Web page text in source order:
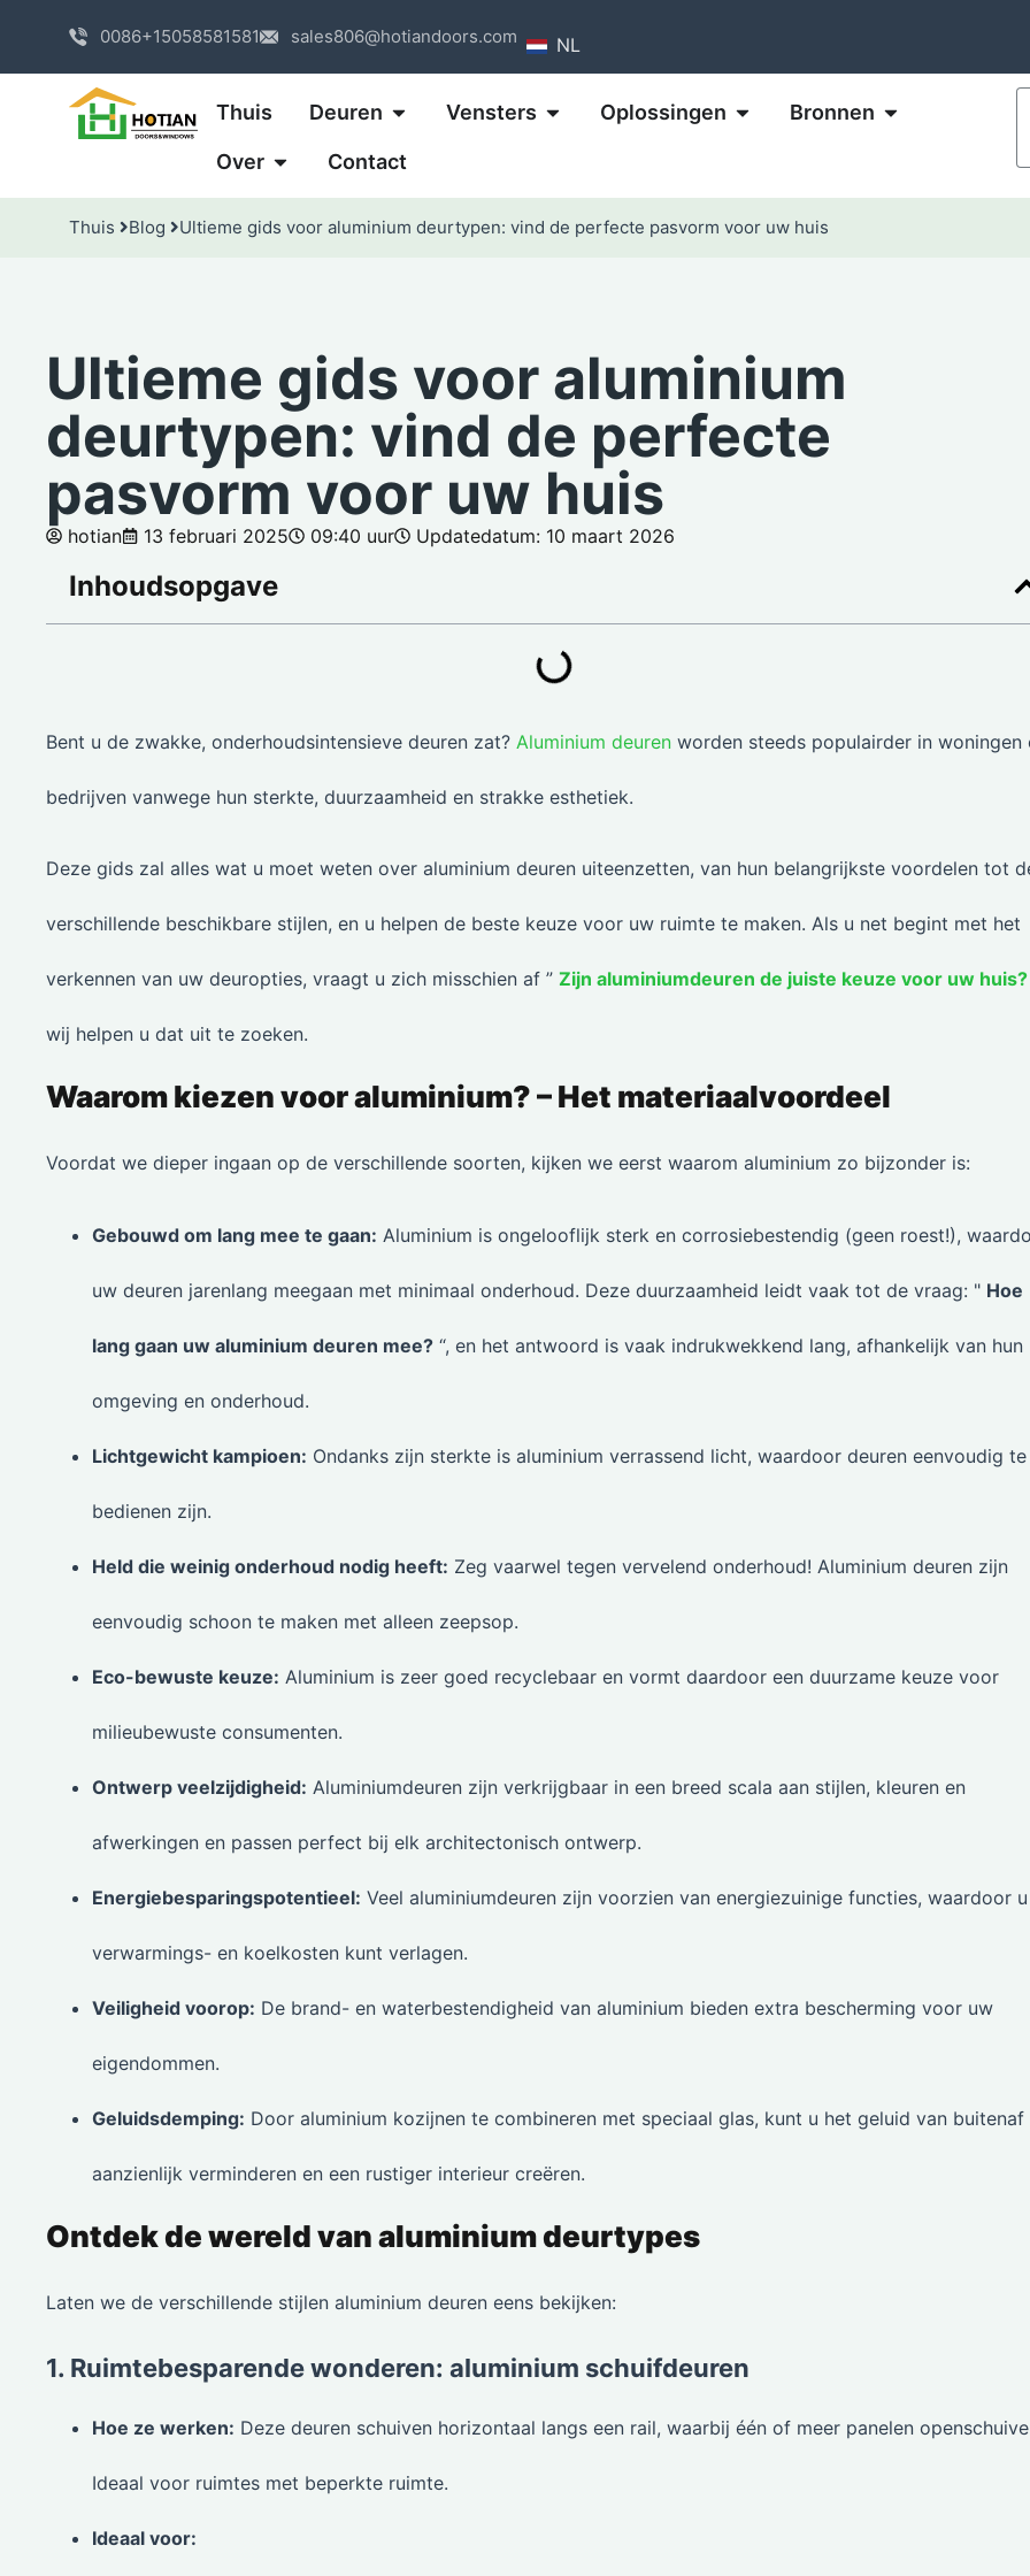
0086+15058581581 sales806@hotiandoors.com NL
Thuis Deuren Vensters Oplossingen Bronnen
Over Contact
Thuis Blog Ultieme gids voor aluminium deurtypen: vind de perfecte pasvorm voor uw huis
Ultieme gids voor aluminium
deurtypen: vind de perfecte
pasvorm voor uw huis
hotian 13 februari 2025 09:40 uur Updatedatum: 10 maart 2026
Inhoudsopgave
Bent u de zwakke, onderhoudsintensieve deuren zat? Aluminium deuren worden steeds populairder in woningen
bedrijven vanwege hun sterkte, duurzaamheid en strakke esthetiek.
Deze gids zal alles wat u moet weten over aluminium deuren uiteenzetten, van hun belangrijkste voordelen tot
verschillende beschikbare stijlen, en u helpen de beste keuze voor uw ruimte te maken. Als u net begint met het
verkennen van uw deuropties, vraagt u zich misschien af ” Zijn aluminiumdeuren de juiste keuze voor uw huis?
wij helpen u dat uit te zoeken.
Waarom kiezen voor aluminium? – Het materiaalvoordeel
Voordat we dieper ingaan op de verschillende soorten, kijken we eerst waarom aluminium zo bijzonder is:
Gebouwd om lang mee te gaan: Aluminium is ongelooflijk sterk en corrosiebestendig (geen roest!),
uw deuren jarenlang meegaan met minimaal onderhoud. Deze duurzaamheid leidt vaak tot de vraag: " Hoe
lang gaan uw aluminium deuren mee? “, en het antwoord is vaak indrukwekkend lang, afhankelijk van hun
omgeving en onderhoud.
Lichtgewicht kampioen: Ondanks zijn sterkte is aluminium verrassend licht, waardoor deuren eenvoudig te
bedienen zijn.
Held die weinig onderhoud nodig heeft: Zeg vaarwel tegen vervelend onderhoud! Aluminium deuren zijn
eenvoudig schoon te maken met alleen zeepsop.
Eco-bewuste keuze: Aluminium is zeer goed recyclebaar en vormt daardoor een duurzame keuze voor
milieubewuste consumenten.
Ontwerp veelzijdigheid: Aluminiumdeuren zijn verkrijgbaar in een breed scala aan stijlen, kleuren en
afwerkingen en passen perfect bij elk architectonisch ontwerp.
Energiebesparingspotentieel: Veel aluminiumdeuren zijn voorzien van energiezuinige functies, waardoor
verwarmings- en koelkosten kunt verlagen.
Veiligheid voorop: De brand- en waterbestendigheid van aluminium bieden extra bescherming voor uw
eigendommen.
Geluidsdemping: Door aluminium kozijnen te combineren met speciaal glas, kunt u het geluid van buitenaf
aanzienlijk verminderen en een rustiger interieur creëren.
Ontdek de wereld van aluminium deurtypes
Laten we de verschillende stijlen aluminium deuren eens bekijken:
1. Ruimtebesparende wonderen: aluminium schuifdeuren
Hoe ze werken: Deze deuren schuiven horizontaal langs een rail, waarbij één of meer panelen
Ideaal voor ruimtes met beperkte ruimte.
Ideaal voor: